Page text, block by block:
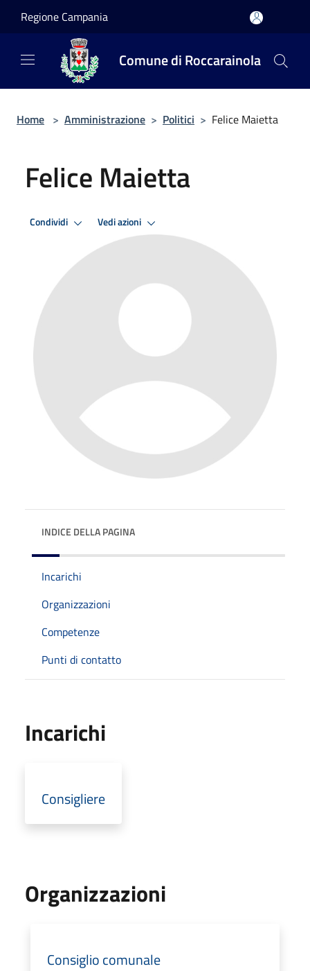
Regione Campania
Comune di Roccarainola
Home > Amministrazione > Politici > Felice Maietta
Felice Maietta
Condividi Vedi azioni
INDICE DELLA PAGINA
Incarichi
Organizzazioni
Competenze
Punti di contatto
Incarichi
Consigliere
Organizzazioni
Consiglio comunale